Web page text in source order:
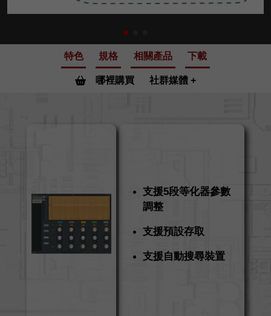
特色 規格 相關產品 下載
哪裡購買 社群媒體
支援5段等化器參數
調整
支援預設存取
支援自動搜尋裝置